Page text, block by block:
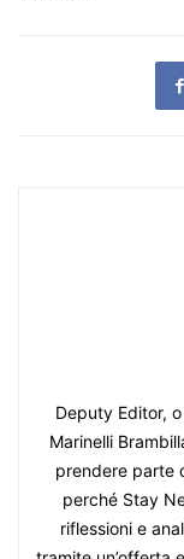
Deputy Editor,
Marinelli
prendere parte
perché Stay
riflessioni e